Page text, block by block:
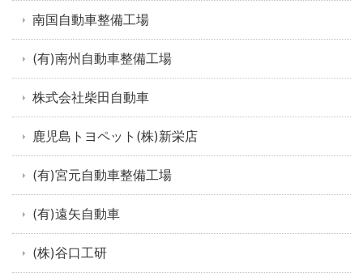
南国自動車整備工場
(有)南州自動車整備工場
株式会社柴田自動車
鹿児島トヨペット(株)新栄店
(有)宮元自動車整備工場
(有)遠矢自動車
(株)谷口工研